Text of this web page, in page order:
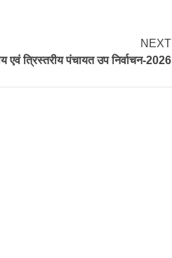
NEXT
एवं त्रिस्तरीय पंचायत उप निर्वाचन-2026